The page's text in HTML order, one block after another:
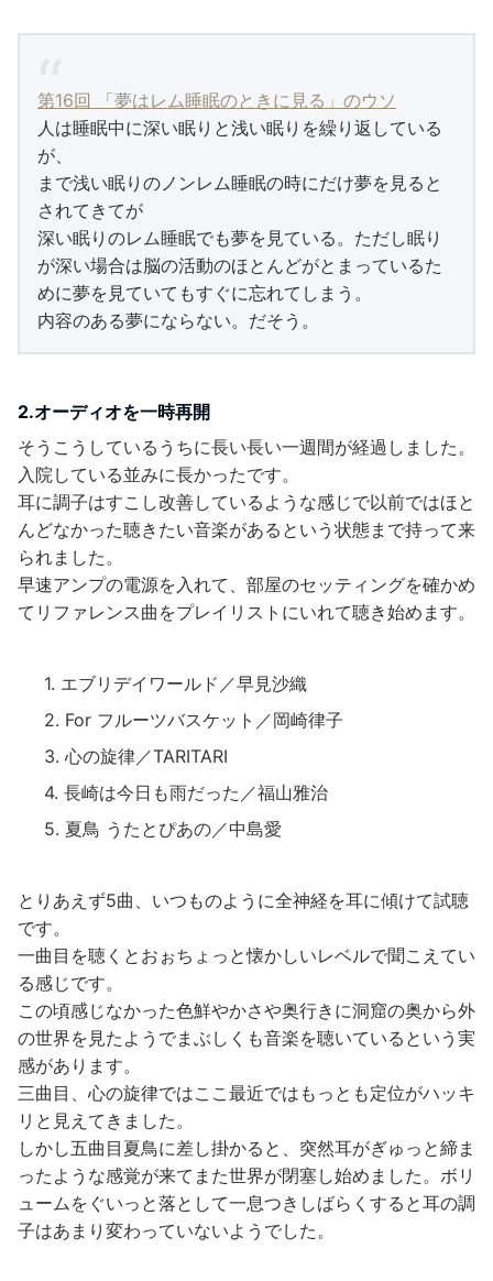
第16回 「夢はレム睡眠のときに見る」のウソ
人は睡眠中に深い眠りと浅い眠りを繰り返している
が、
まで浅い眠りのノンレム睡眠の時にだけ夢を見ると
されてきてが
深い眠りのレム睡眠でも夢を見ている。ただし眠り
が深い場合は脳の活動のほとんどがとまっているた
めに夢を見ていてもすぐに忘れてしまう。
内容のある夢にならない。だそう。
2.オーディオを一時再開
そうこうしているうちに長い長い一週間が経過しました。
入院している並みに長かったです。
耳に調子はすこし改善しているような感じで以前ではほと
んどなかった聴きたい音楽があるという状態まで持って来
られました。
早速アンプの電源を入れて、部屋のセッティングを確かめ
てリファレンス曲をプレイリストにいれて聴き始めます。
エブリデイワールド／早見沙織
For フルーツバスケット／岡崎律子
心の旋律／TARITARI
長崎は今日も雨だった／福山雅治
夏鳥 うたとぴあの／中島愛
とりあえず5曲、いつものように全神経を耳に傾けて試聴
です。
一曲目を聴くとおぉちょっと懐かしいレベルで聞こえてい
る感じです。
この頃感じなかった色鮮やかさや奥行きに洞窟の奥から外
の世界を見たようでまぶしくも音楽を聴いているという実
感があります。
三曲目、心の旋律ではここ最近ではもっとも定位がハッキ
リと見えてきました。
しかし五曲目夏鳥に差し掛かると、突然耳がぎゅっと締ま
ったような感覚が来てまた世界が閉塞し始めました。ボリ
ュームをぐいっと落として一息つきしばらくすると耳の調
子はあまり変わっていないようでした。